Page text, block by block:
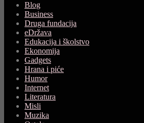
Blog
Business
Druga fundacija
eDržava
Edukacija i školstvo
Ekonomija
Gadgets
Hrana i piće
Humor
Internet
Literatura
Misli
Muzika